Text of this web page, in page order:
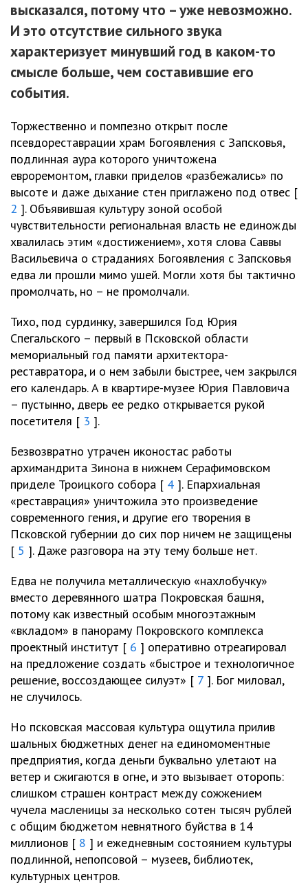
высказался, потому что – уже невозможно.
И это отсутствие сильного звука
характеризует минувший год в каком-то
смысле больше, чем составившие его
события.
Торжественно и помпезно открыт после
псевдореставрации храм Богоявления с Запсковья,
подлинная аура которого уничтожена
евроремонтом, главки приделов «разбежались» по
высоте и даже дыхание стен приглажено под отвес [
2 ]. Объявившая культуру зоной особой
чувствительности региональная власть не единожды
хвалилась этим «достижением», хотя слова Саввы
Васильевича о страданиях Богоявления с Запсковья
едва ли прошли мимо ушей. Могли хотя бы тактично
промолчать, но – не промолчали.
Тихо, под сурдинку, завершился Год Юрия
Спегальского – первый в Псковской области
мемориальный год памяти архитектора-
реставратора, и о нем забыли быстрее, чем закрылся
его календарь. А в квартире-музее Юрия Павловича
– пустынно, дверь ее редко открывается рукой
посетителя [ 3 ].
Безвозвратно утрачен иконостас работы
архимандрита Зинона в нижнем Серафимовском
приделе Троицкого собора [ 4 ]. Епархиальная
«реставрация» уничтожила это произведение
современного гения, и другие его творения в
Псковской губернии до сих пор ничем не защищены
[ 5 ]. Даже разговора на эту тему больше нет.
Едва не получила металлическую «нахлобучку»
вместо деревянного шатра Покровская башня,
потому как известный особым многоэтажным
«вкладом» в панораму Покровского комплекса
проектный институт [ 6 ] оперативно отреагировал
на предложение создать «быстрое и технологичное
решение, воссоздающее силуэт» [ 7 ]. Бог миловал,
не случилось.
Но псковская массовая культура ощутила прилив
шальных бюджетных денег на единомоментные
предприятия, когда деньги буквально улетают на
ветер и сжигаются в огне, и это вызывает оторопь:
слишком страшен контраст между сожжением
чучела масленицы за несколько сотен тысяч рублей
с общим бюджетом невнятного буйства в 14
миллионов [ 8 ] и ежедневным состоянием культуры
подлинной, непопсовой – музеев, библиотек,
культурных центров.